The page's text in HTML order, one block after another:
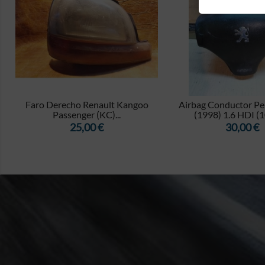
Faro Derecho Renault Kangoo
Passenger (KC)...
Precio
25,00 €

Airbag Conductor
(1998) 1.6 HDI
Precio
30,00 €
